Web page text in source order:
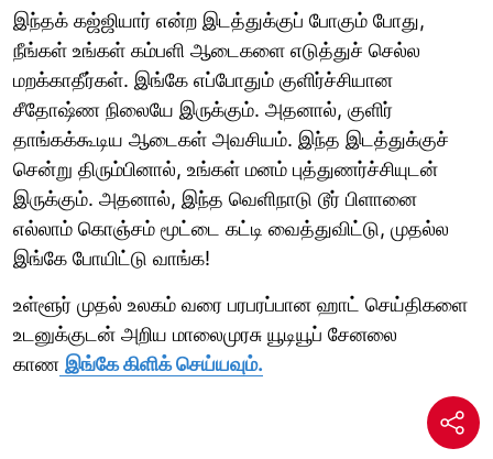
இந்தக் கஜ்ஜியார் என்ற இடத்துக்குப் போகும் போது,
நீங்கள் உங்கள் கம்பளி ஆடைகளை எடுத்துச் செல்ல
மறக்காதீர்கள். இங்கே எப்போதும் குளிர்ச்சியான
சீதோஷ்ண நிலையே இருக்கும். அதனால், குளிர்
தாங்கக்கூடிய ஆடைகள் அவசியம். இந்த இடத்துக்குச்
சென்று திரும்பினால், உங்கள் மனம் புத்துணர்ச்சியுடன்
இருக்கும். அதனால், இந்த வெளிநாடு டூர் பிளானை
எல்லாம் கொஞ்சம் மூட்டை கட்டி வைத்துவிட்டு, முதல்ல
இங்கே போயிட்டு வாங்க!
உள்ளூர் முதல் உலகம் வரை பரபரப்பான ஹாட் செய்திகளை
உடனுக்குடன் அறிய மாலைமுரசு யூடியூப் சேனலை
காண இங்கே கிளிக் செய்யவும்.